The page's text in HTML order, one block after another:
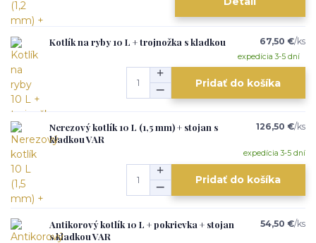
Kotlík na ryby 10 L + trojnožka s kladkou 67,50 €/ks
expedícia 3-5 dní
Pridať do košíka
Nerezový kotlík 10 L (1,5 mm) + stojan s
kladkou VAR
126,50 €/ks
expedícia 3-5 dní
Pridať do košíka
Antikorový kotlík 10 L + pokrievka + stojan
s kladkou VAR
54,50 €/ks